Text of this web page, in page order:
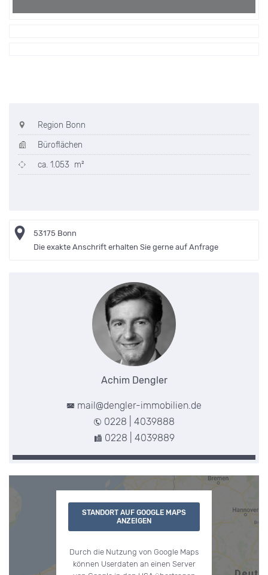
Region Bonn
Büroflächen
ca. 1.053 m²
53175 Bonn
Die exakte Anschrift erhalten Sie gerne auf Anfrage
Achim Dengler
mail@dengler-immobilien.de
0228 | 4039888
0228 | 4039889
STANDORT AUF GOOGLE MAPS
ANZEIGEN
Durch die Nutzung von Google Maps
können Userdaten an einen Server